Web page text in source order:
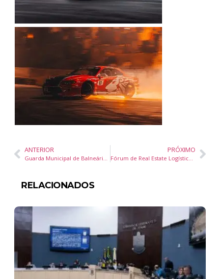
ANTERIOR
Guarda Municipal de Balneário Camboriú recebe pistolas Glock e drones de alta tecnologia inéditos no Brasil
PRÓXIMO
Fórum de Real Estate Logístico projeta o setor como peça-chave na experiência do consumidor durante a Logistique 2025 em Balneário Camboriú
RELACIONADOS